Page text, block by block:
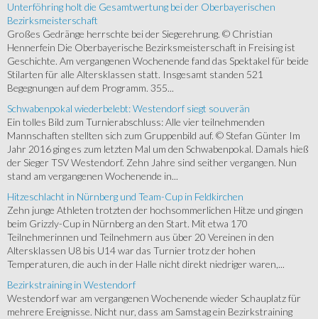
Unterföhring holt die Gesamtwertung bei der Oberbayerischen
Bezirksmeisterschaft
Großes Gedränge herrschte bei der Siegerehrung. © Christian
Hennerfein Die Oberbayerische Bezirksmeisterschaft in Freising ist
Geschichte. Am vergangenen Wochenende fand das Spektakel für beide
Stilarten für alle Altersklassen statt. Insgesamt standen 521
Begegnungen auf dem Programm. 355...
Schwabenpokal wiederbelebt: Westendorf siegt souverän
Ein tolles Bild zum Turnierabschluss: Alle vier teilnehmenden
Mannschaften stellten sich zum Gruppenbild auf. © Stefan Günter Im
Jahr 2016 ging es zum letzten Mal um den Schwabenpokal. Damals hieß
der Sieger TSV Westendorf. Zehn Jahre sind seither vergangen. Nun
stand am vergangenen Wochenende in...
Hitzeschlacht in Nürnberg und Team-Cup in Feldkirchen
Zehn junge Athleten trotzten der hochsommerlichen Hitze und gingen
beim Grizzly-Cup in Nürnberg an den Start. Mit etwa 170
Teilnehmerinnen und Teilnehmern aus über 20 Vereinen in den
Altersklassen U8 bis U14 war das Turnier trotz der hohen
Temperaturen, die auch in der Halle nicht direkt niedriger waren,...
Bezirkstraining in Westendorf
Westendorf war am vergangenen Wochenende wieder Schauplatz für
mehrere Ereignisse. Nicht nur, dass am Samstag ein Bezirkstraining